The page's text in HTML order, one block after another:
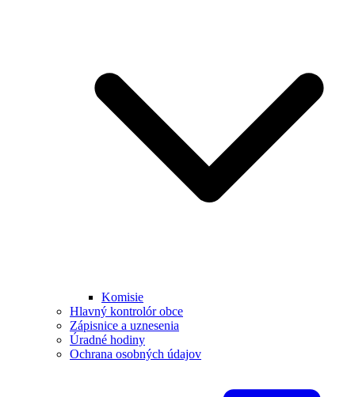
Komisie
Hlavný kontrolór obce
Zápisnice a uznesenia
Úradné hodiny
Ochrana osobných údajov